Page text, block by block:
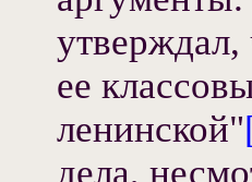
ее
ленинской"
дела,